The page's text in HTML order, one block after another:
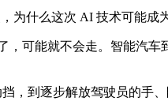
什么这次 AI 技术可能成
能就不会走。智能汽车
到逐步解放驾驶员的手、